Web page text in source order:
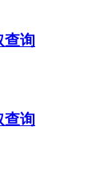
查询
查询